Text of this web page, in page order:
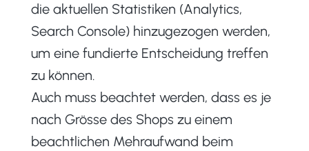
die aktuellen Statistiken (Analytics,
Search Console) hinzugezogen werden,
um eine fundierte Entscheidung treffen
zu können.
Auch muss beachtet werden, dass es je
nach Grösse des Shops zu einem
beachtlichen Mehraufwand beim